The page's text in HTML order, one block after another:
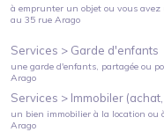
à emprunter un objet ou vous avez
au 35 rue Arago
Services > Garde d'enfants
une garde d'enfants, partagée ou
Arago
Services > Immobiler
un bien immobilier à la location ou
Arago